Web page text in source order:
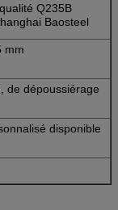
Q235B
Baosteel
mm
de dépoussiérage
disponible